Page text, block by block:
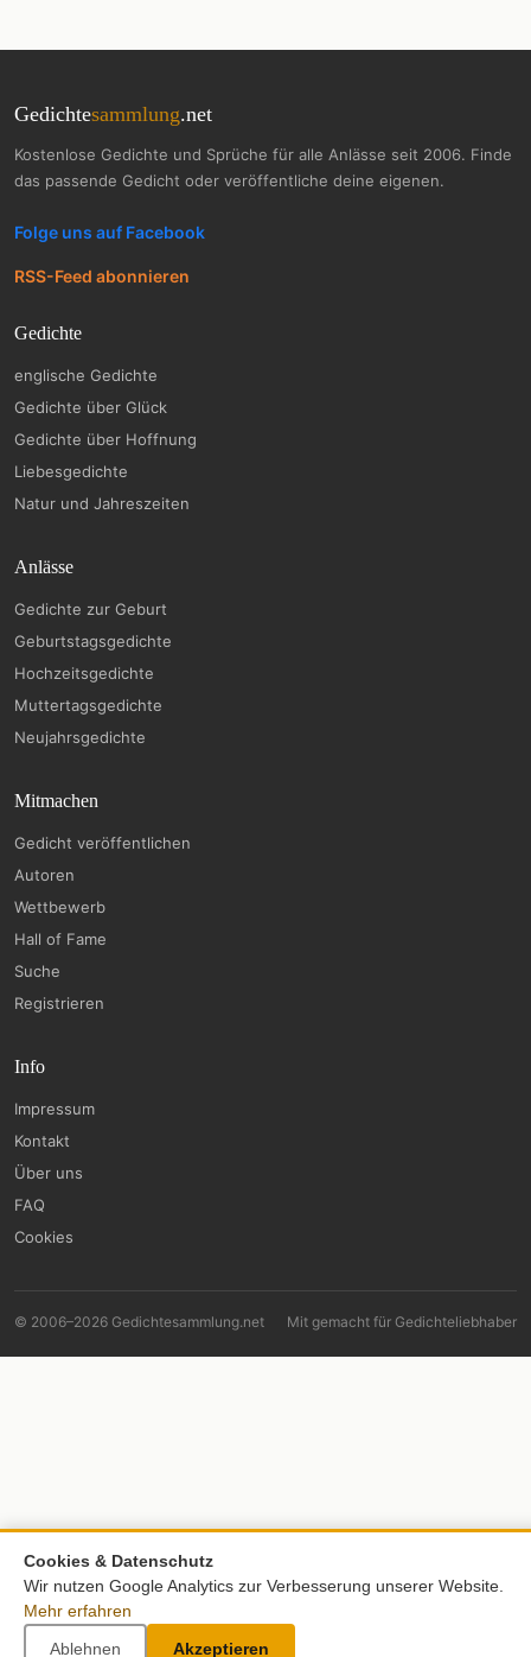
Gedichtesammlung.net
Kostenlose Gedichte und Sprüche für alle Anlässe seit 2006. Finde
das passende Gedicht oder veröffentliche deine eigenen.
Folge uns auf Facebook
RSS-Feed abonnieren
Gedichte
englische Gedichte
Gedichte über Glück
Gedichte über Hoffnung
Liebesgedichte
Natur und Jahreszeiten
Anlässe
Gedichte zur Geburt
Geburtstagsgedichte
Hochzeitsgedichte
Muttertagsgedichte
Neujahrsgedichte
Mitmachen
Gedicht veröffentlichen
Autoren
Wettbewerb
Hall of Fame
Suche
Registrieren
Info
Impressum
Kontakt
Über uns
FAQ
Cookies
© 2006–2026 Gedichtesammlung.net Mit gemacht für Gedichteliebhaber
Cookies & Datenschutz
Wir nutzen Google Analytics zur Verbesserung unserer Website.
Mehr erfahren
Ablehnen
Akzeptieren